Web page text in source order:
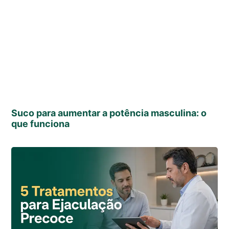
Suco para aumentar a potência masculina: o
que funciona